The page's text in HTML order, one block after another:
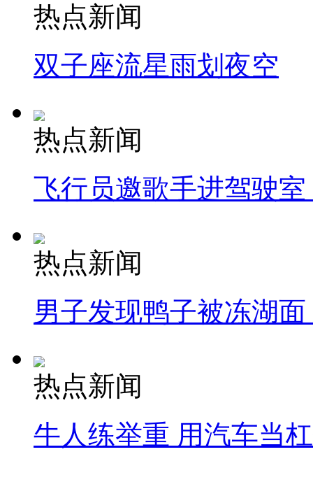
热点新闻
双子座流星雨划夜空
热点新闻
飞行员邀歌手进驾驶
热点新闻
男子发现鸭子被冻湖
热点新闻
牛人练举重 用汽车当